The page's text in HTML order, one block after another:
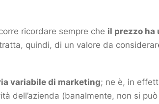
ricordare sempre che il prezzo ha
quindi, di un valore da
variabile di marketing; ne è, in
dell’azienda (banalmente, non si